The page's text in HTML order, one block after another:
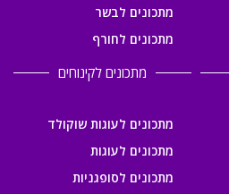
מתכונים לבשר
מתכונים לחורף
מתכונים לקינוחים
מתכונים לעוגות שוקולד
מתכונים לעוגות
מתכונים לסופגניות